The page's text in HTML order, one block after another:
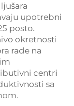
upotrebni
posto.
okretnosti
rade na
centri
sa